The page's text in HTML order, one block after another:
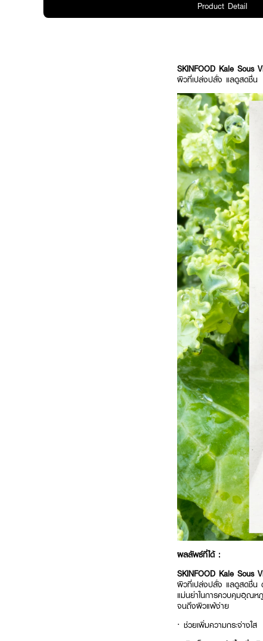
Product Detail
SKINFOOD Kale Sous
ผิวที่เปล่งปลั่ง แลดูสดชื่น
ผลลัพธ์ที่ได้ :
SKINFOOD Kale Sous
ผิวที่เปล่งปลั่ง แลดูสดชื่น
แม่นยำในการควบคุมอุณห
จนถึงผิวแพ้ง่าย
· ช่วยเพิ่มความกระจ่างใส